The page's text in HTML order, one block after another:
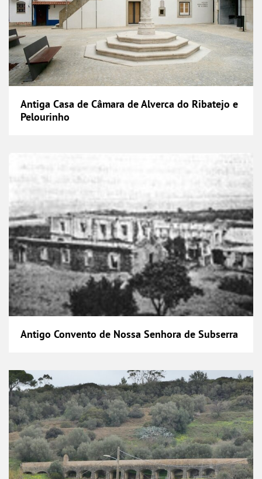
Antiga Casa de Câmara de Alverca do Ribatejo e
Pelourinho
Antigo Convento de Nossa Senhora de
Antigo Convento de Nossa Senhora de Subserra
Aqueduto da Alviela